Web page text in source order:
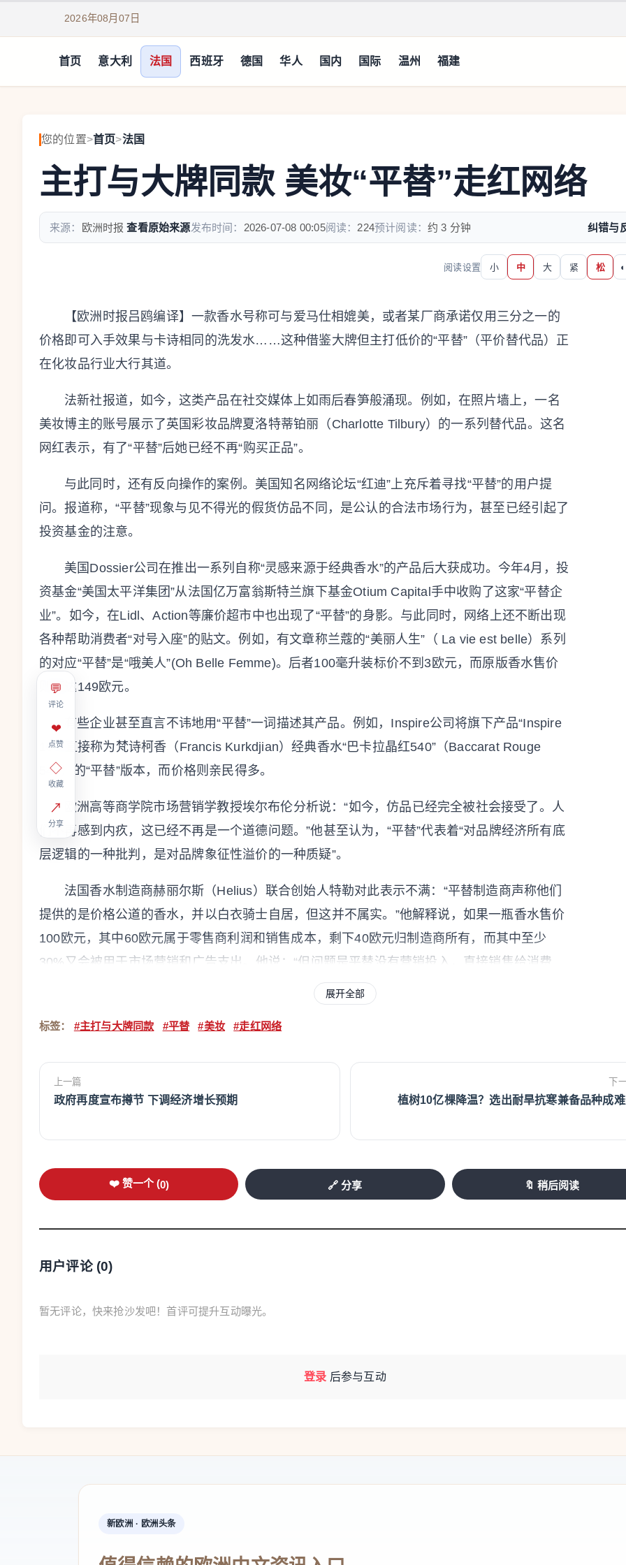
2026年08月07日
首页 意大利 法国 西班牙 德国 华人 国内 国际 温州 福建
您的位置>首页>法国
主打与大牌同款 美妆“平替”走红网络
来源： 欧洲时报 查看原始来源发布时间： 2026-07-08 00:05阅读： 224预计阅读：约 3 分钟 纠错与
阅读设置 小 中 大 紧 松 ◐
💬
评论
❤
点赞
◇
收藏
↗
分享
【欧洲时报吕鸥编译】一款香水号称可与爱马仕相媲美，或者某厂商承诺仅用三分之一的
价格即可入手效果与卡诗相同的洗发水……这种借鉴大牌但主打低价的“平替”（平价替代品）正
在化妆品行业大行其道。
法新社报道，如今，这类产品在社交媒体上如雨后春笋般涌现。例如，在照片墙上，一名
美妆博主的账号展示了英国彩妆品牌夏洛特蒂铂丽（Charlotte Tilbury）的一系列替代品。这名
网红表示，有了“平替”后她已经不再“购买正品”。
与此同时，还有反向操作的案例。美国知名网络论坛“红迪”上充斥着寻找“平替”的用户提
问。报道称，“平替”现象与见不得光的假货仿品不同，是公认的合法市场行为，甚至已经引起了
投资基金的注意。
美国Dossier公司在推出一系列自称“灵感来源于经典香水”的产品后大获成功。今年4月，投
资基金“美国太平洋集团”从法国亿万富翁斯特兰旗下基金Otium Capital手中收购了这家“平替企
业”。如今，在Lidl、Action等廉价超市中也出现了“平替”的身影。与此同时，网络上还不断出现
各种帮助消费者“对号入座”的贴文。例如，有文章称兰蔻的“美丽人生”（ La vie est belle）系列
的对应“平替”是“哦美人”(Oh Belle Femme)。后者100毫升装标价不到3欧元，而原版香水售价
则高达149欧元。
有些企业甚至直言不讳地用“平替”一词描述其产品。例如，Inspire公司将旗下产品“Inspire
103”直接称为梵诗柯香（Francis Kurkdjian）经典香水“巴卡拉晶红540”（Baccarat Rouge
540）的“平替”版本，而价格则亲民得多。
欧洲高等商学院市场营销学教授埃尔布伦分析说：“如今，仿品已经完全被社会接受了。人
们不再感到内疚，这已经不再是一个道德问题。”他甚至认为，“平替”代表着“对品牌经济所有底
层逻辑的一种批判，是对品牌象征性溢价的一种质疑”。
法国香水制造商赫丽尔斯（Helius）联合创始人特勒对此表示不满：“平替制造商声称他们
提供的是价格公道的香水，并以白衣骑士自居，但这并不属实。”他解释说，如果一瓶香水售价
100欧元，其中60欧元属于零售商利润和销售成本，剩下40欧元归制造商所有，而其中至少
30%又会被用于市场营销和广告支出。他说：“但问题是平替没有营销投入，直接销售给消费
者，也不需要像传统品牌那样开发十款产品才能成功一款。”此外，小众香水所采用的原材料质
行业形象和专业技术的问题。”法国美妆企业联盟目前正密切关注这一问题，并已经针对多家“平
替”生产商采取行动。该组织法务主管盖昂（Xavier Guéant）指出，网红营销和跨境电商在此
不符合欧洲有关健康和安全方面的监管要求。”
法律依据提起诉讼。”
展开全部
标签： #主打与大牌同款 #平替 #美妆 #走红网络
上一篇
政府再度宣布撙节 下调经济增长预期
下
植树10亿棵降温？选出耐旱抗寒兼备品种成
❤️ 赞一个 (0) 🔗 分享 🔖 稍后阅读
用户评论 (0)
暂无评论，快来抢沙发吧！首评可提升互动曝光。
登录 后参与互动
新欧洲 · 欧洲头条